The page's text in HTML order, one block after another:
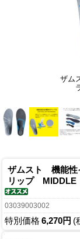
ザム
ザムスト 機能性
リップ MIDDLE
03039003002
特別価格 6,270円 (